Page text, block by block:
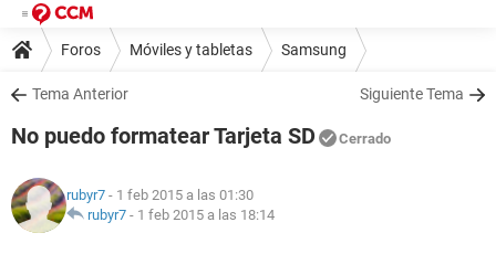
Foros Móviles y tabletas Samsung
Tema Anterior Siguiente Tema
No puedo formatear Tarjeta SD Cerrado
rubyr7 - 1 feb 2015 a las 01:30
rubyr7 - 1 feb 2015 a las 18:14